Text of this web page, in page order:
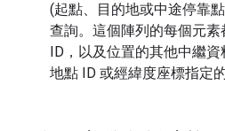
(起點、目的地或中途停靠
查詢。這個陣列的每個元
ID，以及位置的其他中繼
地點 ID 或經緯度座標指定的